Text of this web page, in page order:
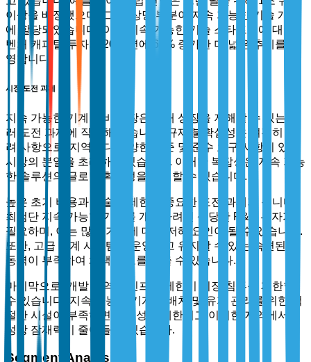
이상을 배정했으며, 그 중 상당 부분이 지속 가능한 기술 개발
에 할당되었습니다. 이는 지속 가능한 기술 스타트업에 대한
벤처 캐피탈 투자가 2023년에 62% 증가한 더 넓은 추세를 반
영합니다.
시장 도전 과제
지속 가능한 기계 장비 시장은 미래 성장을 저해할 수 있는 여
러 도전 과제에 직면해 있습니다. 규제 불확실성은 여전히 우
려 사항으로, 지역마다 다양한 기준 및 준수 요구 사항이 있어
시장의 분열을 초래하고 있습니다. 이러한 복잡성은 지속 가능
한 솔루션의 글로벌 확장성을 저해할 수 있습니다.
높은 초기 비용과 기술적 제한도 중요한 도전 과제가 됩니다.
최첨단 지속 가능한 기계를 개발하려면 상당한 R&D 투자가
필요하며, 이는 많은 기업에 대한 저해 요인이 될 수 있습니다.
또한, 고급 기계 시스템을 운영하고 유지할 수 있는 숙련된 노
동력이 부족하여 채택 속도를 늦출 수 있습니다.
마지막으로, 개발 지역의 인프라 제한이 시장 침투를 제한할
수 있습니다. 지속 가능한 기계의 배치 및 유지 관리를 위한 적
절한 시설이 부족하면 접근성이 제한되고 이러한 지역에서의
성장 잠재력이 줄어들 수 있습니다.
Segment Analysis